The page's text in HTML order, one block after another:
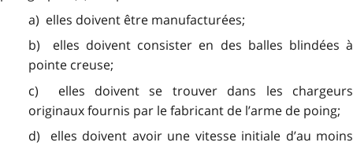
a) elles doivent être manufacturées;
b) elles doivent consister en des balles blindées à
pointe creuse;
c) elles doivent se trouver dans les chargeurs
originaux fournis par le fabricant de l’arme de poing;
d) elles doivent avoir une vitesse initiale d’au moins